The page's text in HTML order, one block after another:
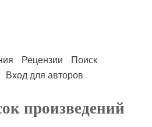
Рецензии
Поиск
Вход для авторов
произведений